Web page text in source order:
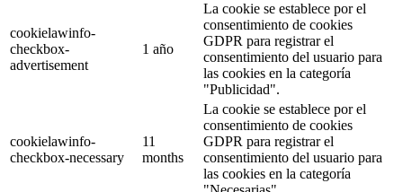
cookielawinfo-
checkbox-
advertisement
1 año
La cookie se establece por el
consentimiento de cookies
GDPR para registrar el
consentimiento del usuario para
las cookies en la categoría
"Publicidad".
cookielawinfo-
checkbox-necessary
11
months
La cookie se establece por el
consentimiento de cookies
GDPR para registrar el
consentimiento del usuario para
las cookies en la categoría